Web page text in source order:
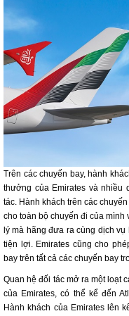
Trên các chuyến bay, hành
thưởng của Emirates và nhiều
tác. Hành khách trên các
cho toàn bộ chuyến đi của
lý mà hãng đưa ra cùng dịch
tiện lợi. Emirates cũng cho
bay trên tất cả các chuyến bay
Quan hệ đối tác mở ra một loạt
của Emirates, có thể kể đến
Hành khách của Emirates lên